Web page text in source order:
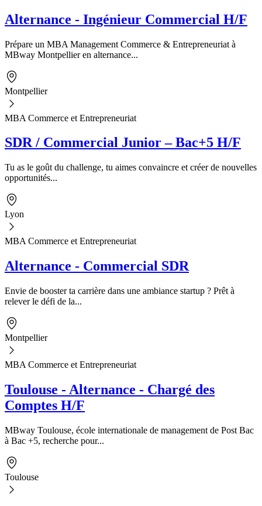
Alternance - Ingénieur Commercial H/F
Prépare un MBA Management Commerce & Entrepreneuriat à
MBway Montpellier en alternance...
Montpellier
MBA Commerce et Entrepreneuriat
SDR / Commercial Junior – Bac+5 H/F
Tu as le goût du challenge, tu aimes convaincre et créer de nouvelles
opportunités...
Lyon
MBA Commerce et Entrepreneuriat
Alternance - Commercial SDR
Envie de booster ta carrière dans une ambiance startup ? Prêt à
relever le défi de la...
Montpellier
MBA Commerce et Entrepreneuriat
Toulouse - Alternance - Chargé des
Comptes H/F
MBway Toulouse, école internationale de management de Post Bac
à Bac +5, recherche pour...
Toulouse